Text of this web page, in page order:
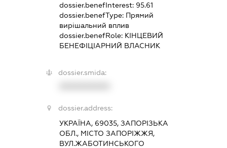
dossier.benefInterest: 95.61
dossier.benefType: Прямий
вирішальний вплив
dossier.benefRole: КІНЦЕВИЙ
БЕНЕФІЦІАРНИЙ ВЛАСНИК
dossier.smida:
dossier.address:
УКРАЇНА, 69035, ЗАПОРІЗЬКА
ОБЛ., МІСТО ЗАПОРІЖЖЯ,
ВУЛ.ЖАБОТИНСЬКОГО